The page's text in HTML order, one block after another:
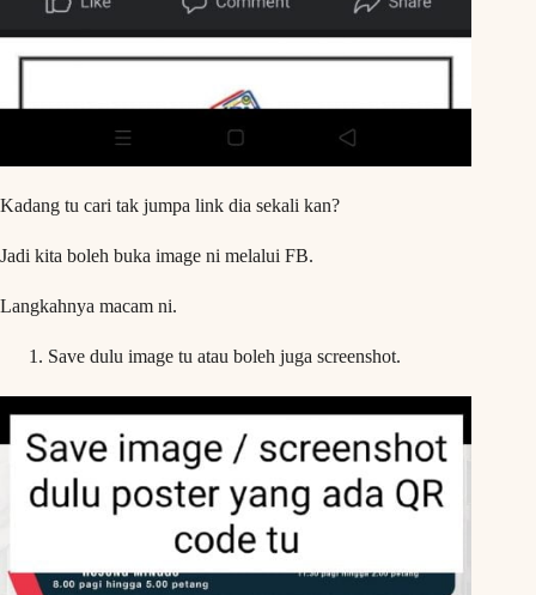
Kadang tu cari tak jumpa link dia sekali kan?
Jadi kita boleh buka image ni melalui FB.
Langkahnya macam ni.
Save dulu image tu atau boleh juga screenshot.